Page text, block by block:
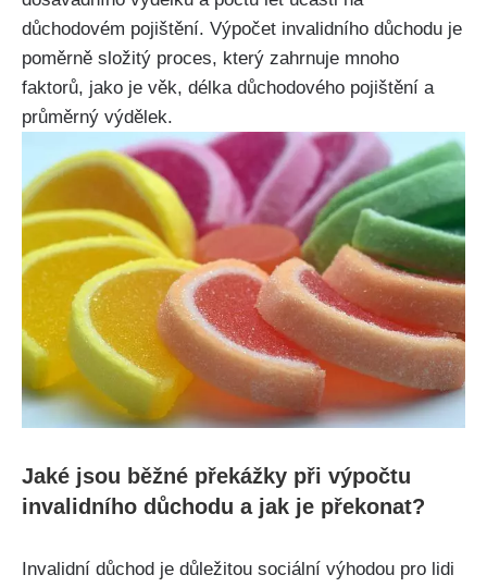
důchodovém pojištění. Výpočet invalidního důchodu je
poměrně složitý proces, který zahrnuje mnoho
faktorů, jako je věk, délka důchodového pojištění a
průměrný výdělek.
Jaké jsou běžné překážky při výpočtu
invalidního důchodu a jak je překonat?
Invalidní důchod je důležitou sociální výhodou pro lidi